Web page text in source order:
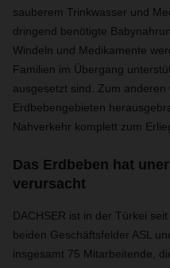
sauberem Trinkwasser und
dringend benötigte
Windeln und Medikamente
Familien im Übergang
ausgesetzt sind. Zum
Erdbebengebieten
Nahverkehr komplett zum
Das Erdbeben hat
verursacht
DACHSER ist in der Türkei
beiden Geschäftsfelder ASL
insgesamt 75 Mitarbeitende,